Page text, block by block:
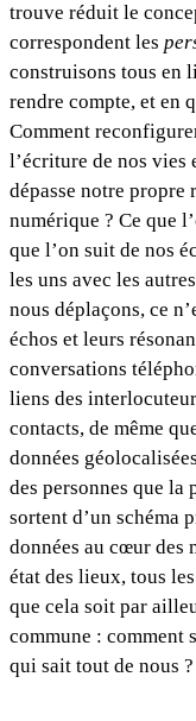
trouve réduit le
correspondent les
construisons tous en
rendre compte, et en
Comment
l’écriture de nos vies
dépasse notre propre
numérique ? Ce que
que l’on suit de nos
les uns avec les
nous déplaçons, ce
échos et leurs
conversations
liens des
contacts, de même
données
des personnes que la
sortent d’un schéma
données au cœur des
état des lieux, tous
que cela soit par
commune : comment
qui sait tout de nous ?